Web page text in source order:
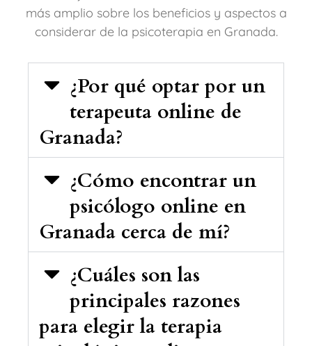
más amplio sobre los beneficios y aspectos a
considerar de la psicoterapia en Granada.
¿Por qué optar por un
terapeuta online de
Granada?
¿Cómo encontrar un
psicólogo online en
Granada cerca de mí?
¿Cuáles son las
principales razones
para elegir la terapia